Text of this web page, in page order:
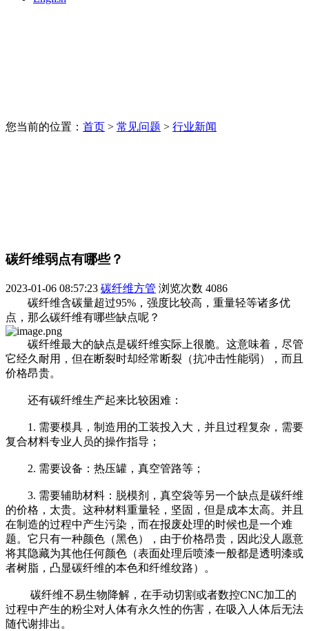
您当前的位置： 首页 > 常见问题 > 行业新闻
碳纤维弱点有哪些？
2023-01-06 08:57:23 碳纤维方管 浏览次数 4086
碳纤维含碳量超过95%，强度比较高，重量轻等诸多优
点，那么碳纤维有哪些缺点呢？
碳纤维最大的缺点是碳纤维实际上很脆。这意味着，尽管
它经久耐用，但在断裂时却经常断裂（抗冲击性能弱），而且
价格昂贵。
还有碳纤维生产起来比较困难：
1. 需要模具，制造用的工装投入大，并且过程复杂，需要
复合材料专业人员的操作指导；
2. 需要设备：热压罐，真空管路等；
3. 需要辅助材料：脱模剂，真空袋等另一个缺点是碳纤维
的价格，太贵。这种材料重量轻，坚固，但是成本太高。并且
在制造的过程中产生污染，而在报废处理的时候也是一个难
题。它只有一种颜色（黑色），由于价格昂贵，因此没人愿意
将其隐藏为其他任何颜色（表面处理后喷漆一般都是透明漆或
者树脂，凸显碳纤维的本色和纤维纹路）。
碳纤维不易生物降解，在手动切割或者数控CNC加工的
过程中产生的粉尘对人体有永久性的伤害，在吸入人体后无法
随代谢排出。